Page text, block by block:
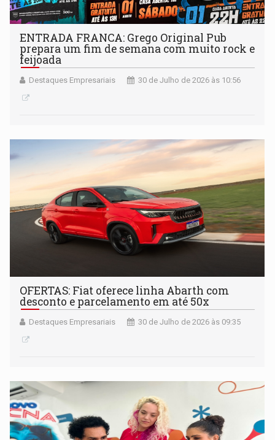
ENTRADA FRANCA: Grego Original Pub
prepara um fim de semana com muito rock e
feijoada
Destaques Empresariais 30 de Julho de 2026 às 10:56
OFERTAS: Fiat oferece linha Abarth com
desconto e parcelamento em até 50x
Destaques Empresariais 30 de Julho de 2026 às 09:35